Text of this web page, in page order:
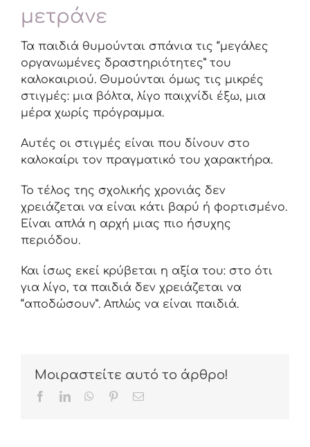
μετράνε
Τα παιδιά θυμούνται σπάνια τις “μεγάλες
οργανωμένες δραστηριότητες” του
καλοκαιριού. Θυμούνται όμως τις μικρές
στιγμές: μια βόλτα, λίγο παιχνίδι έξω, μια
μέρα χωρίς πρόγραμμα.
Αυτές οι στιγμές είναι που δίνουν στο
καλοκαίρι τον πραγματικό του χαρακτήρα.
Το τέλος της σχολικής χρονιάς δεν
χρειάζεται να είναι κάτι βαρύ ή φορτισμένο.
Είναι απλά η αρχή μιας πιο ήσυχης
περιόδου.
Και ίσως εκεί κρύβεται η αξία του: στο ότι
για λίγο, τα παιδιά δεν χρειάζεται να
“αποδώσουν”. Απλώς να είναι παιδιά.
Μοιραστείτε αυτό το άρθρο!
FacebookLinkedInWhatsApp
PinterestEmail